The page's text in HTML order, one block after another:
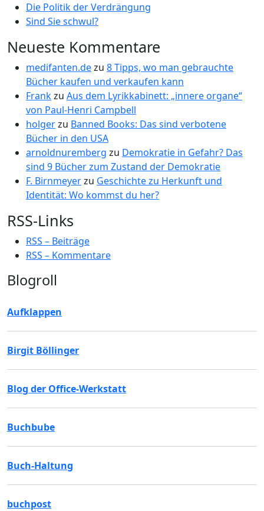
Die Politik der Verdrängung
Sind Sie schwul?
Neueste Kommentare
medifanten.dezu 8 Tipps, wo man gebrauchte
Bücher kaufen und verkaufen kann
Frankzu Aus dem Lyrikkabinett: „innere organe“
von Paul-Henri Campbell
holgerzu Banned Books: Das sind verbotene
Bücher in den USA
arnoldnuremberg zu Demokratie in Gefahr? Das
sind 9 Bücher zum Zustand der Demokratie
F. Birnmeyerzu Geschichte zu Herkunft und
Identität: Wo kommst du her?
RSS-Links
RSS – Beiträge
RSS – Kommentare
Blogroll
Aufklappen
Birgit Böllinger
Blog der Office-Werkstatt
Buchbube
Buch-Haltung
buchpost